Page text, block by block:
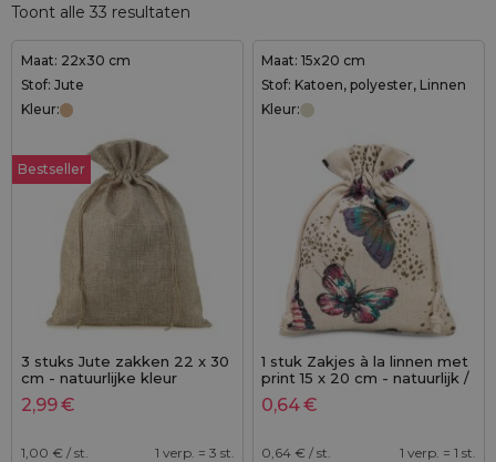
Toont alle 33 resultaten
Maat: 22x30 cm
Stof: Jute
Kleur:
Bestseller
3 stuks Jute zakken 22 x 30
cm - natuurlijke kleur
2,99€
1,00 € / st. 1 verp. = 3 st.
Maat: 15x20 cm
Stof: Katoen, polyester, Linnen
Kleur:
1 stuk Zakjes à la linnen met
print 15 x 20 cm - natuurlijk /
vlinder
0,64€
0,64 € / st. 1 verp. = 1 st.